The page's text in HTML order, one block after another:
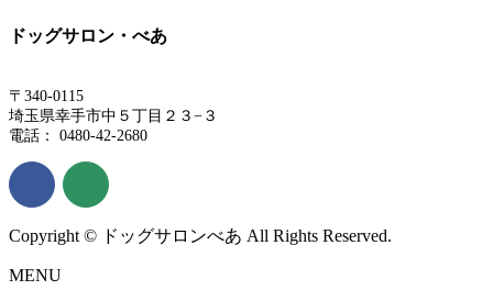
ドッグサロン・べあ
〒340-0115
埼玉県幸手市中５丁目２３−３
電話： 0480-42-2680
Copyright © ドッグサロンべあ All Rights Reserved.
MENU